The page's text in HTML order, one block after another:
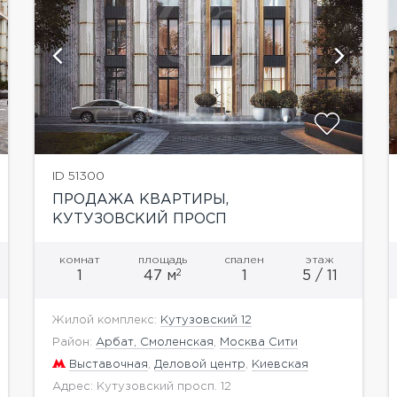
ID 51300
ПРОДАЖА КВАРТИРЫ,
КУТУЗОВСКИЙ ПРОСП
комнат площадь
47 м2
спален этаж
5 / 11
Жилой комплекс: Кутузовский 12
Район: Арбат, Смоленская Москва Сити
Выставочная Деловой центр Киевская
Адрес: Кутузовский просп. 12
показать ещё 8 фотографий